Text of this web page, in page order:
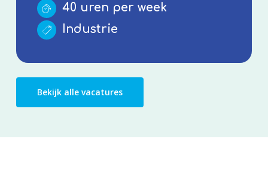
40 uren per week
Industrie
Bekijk alle vacatures